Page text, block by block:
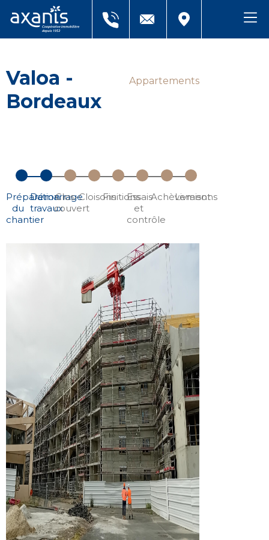
Appartements
Valoa -
Bordeaux
Préparation
du
chantier
Démarrage
travaux
Clos-
couvert
CloisonsFinitionsEssais
et
contrôle
Achèvement
Livraisons